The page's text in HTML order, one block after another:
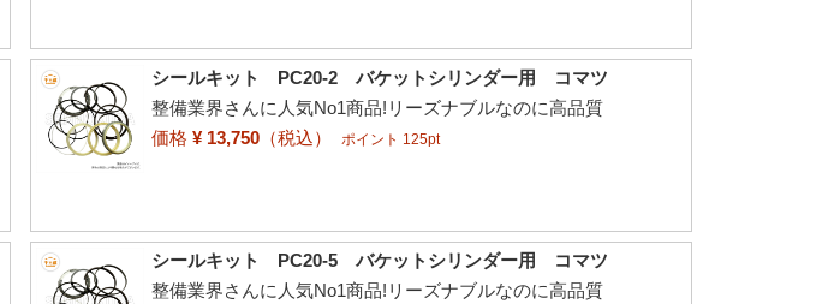
シールキット PC20-2 バケットシリンダー用 コマツ
整備業界さんに人気No1商品!リーズナブルなのに高品質
価格 ¥ 13,750 （税込） ポイント 125pt
シールキット PC20-5 バケットシリンダー用 コマツ
整備業界さんに人気No1商品!リーズナブルなのに高品質